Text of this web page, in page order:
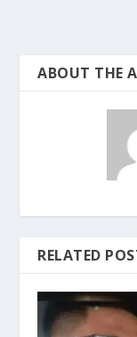
ABOUT THE
RELATED